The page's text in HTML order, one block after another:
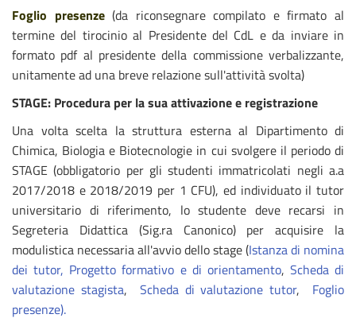
Foglio presenze (da riconsegnare compilato e firmato al
termine del tirocinio al Presidente del CdL e da inviare in
formato pdf al presidente della commissione verbalizzante,
unitamente ad una breve relazione sull'attività svolta)
STAGE: Procedura per la sua attivazione e registrazione
Una volta scelta la struttura esterna al Dipartimento di
Chimica, Biologia e Biotecnologie in cui svolgere il periodo di
STAGE (obbligatorio per gli studenti immatricolati negli a.a
2017/2018 e 2018/2019 per 1 CFU), ed individuato il tutor
universitario di riferimento, lo studente deve recarsi in
Segreteria Didattica (Sig.ra Canonico) per acquisire la
modulistica necessaria all'avvio dello stage (Istanza di nomina
dei tutor, Progetto formativo e di orientamento, Scheda di
valutazione stagista, Scheda di valutazione tutor, Foglio
presenze).